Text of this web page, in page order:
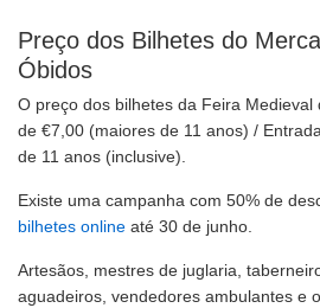
Preço dos Bilhetes do
Óbidos
O preço dos bilhetes da Feira Medieval
de €7,00 (maiores de 11 anos) /
de 11 anos (inclusive).
Existe uma campanha com 50% de
bilhetes online até 30 de junho.
Artesãos, mestres de juglaria,
aguadeiros, vendedores ambulantes e